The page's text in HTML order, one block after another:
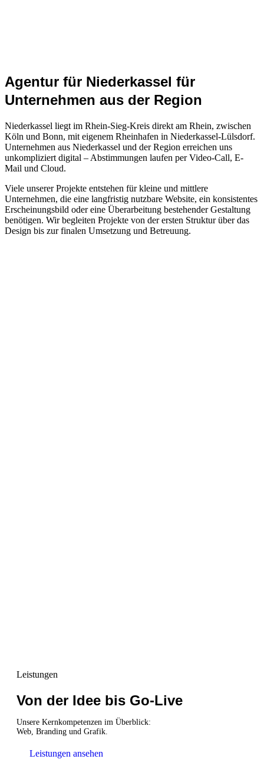
Agentur für Niederkassel für
Unternehmen aus der Region
Niederkassel liegt im Rhein-Sieg-Kreis direkt am Rhein, zwischen
Köln und Bonn, mit eigenem Rheinhafen in Niederkassel-Lülsdorf.
Unternehmen aus Niederkassel und der Region erreichen uns
unkompliziert digital – Abstimmungen laufen per Video-Call, E-
Mail und Cloud.
Viele unserer Projekte entstehen für kleine und mittlere
Unternehmen, die eine langfristig nutzbare Website, ein konsistentes
Erscheinungsbild oder eine Überarbeitung bestehender Gestaltung
benötigen. Wir begleiten Projekte von der ersten Struktur über das
Design bis zur finalen Umsetzung und Betreuung.
Leistungen
Von der Idee bis Go-Live
Unsere Kernkompetenzen im Überblick:
Web, Branding und Grafik.
Leistungen ansehen